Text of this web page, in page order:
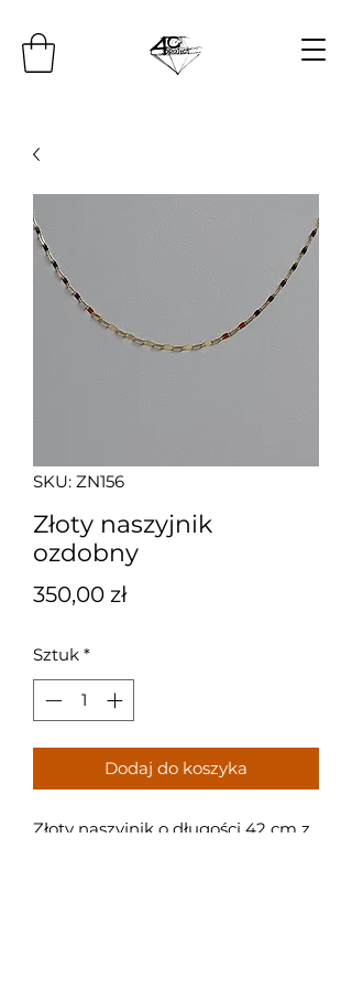
SKU: ZN156
Złoty naszyjnik
ozdobny
350,00 złCena
Sztuk *
Dodaj do koszyka
Złoty naszyjnik o długości 42 cm z